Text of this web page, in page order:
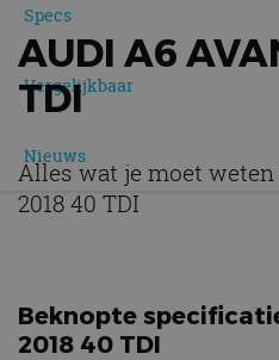
Specs
Vergelijkbaar
Nieuws
AUDI A6
TDI
Alles wat je moet
2018 40 TDI
Beknopte
2018 40 TDI